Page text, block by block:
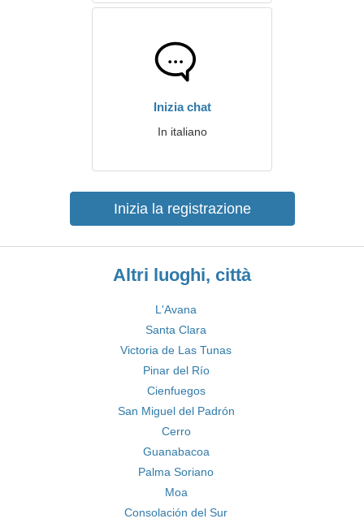
Inizia chat
In italiano
Inizia la registrazione
Altri luoghi, città
L'Avana
Santa Clara
Victoria de Las Tunas
Pinar del Río
Cienfuegos
San Miguel del Padrón
Cerro
Guanabacoa
Palma Soriano
Moa
Consolación del Sur